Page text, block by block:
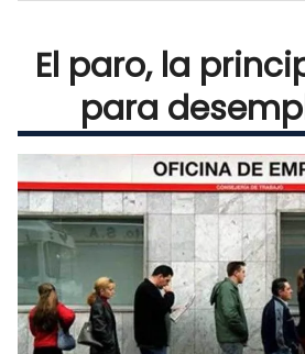
El paro, la
para